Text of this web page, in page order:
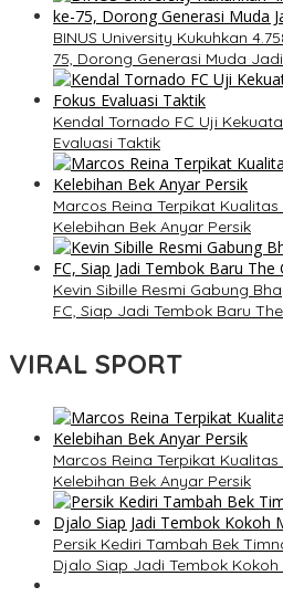
BINUS University Kukuhkan
75, Dorong Generasi Muda
Kendal Tornado FC Uji
Evaluasi Taktik
Marcos Reina Terpikat
Kelebihan Bek Anyar Persik
Kevin Sibille Resmi Gabung
FC, Siap Jadi Tembok Baru
VIRAL SPORT
Marcos Reina Terpikat
Kelebihan Bek Anyar Persik
Persik Kediri Tambah Bek
Djalo Siap Jadi Tembok Kokoh